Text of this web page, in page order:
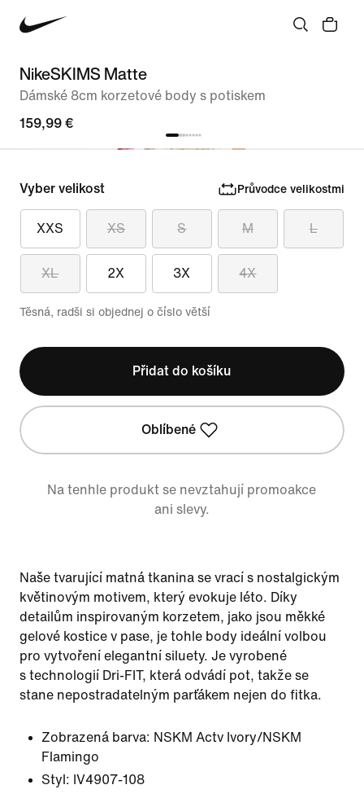
NikeSKIMS Matte
Dámské 8cm korzetové body s potiskem
159,99 €
Vyber velikost Průvodce velikostmi
XXS XS S M L
XL 2X 3X 4X
Těsná, radši si objednej o číslo větší
Přidat do košíku
Oblíbené
Na tenhle produkt se nevztahují promoakce
ani slevy.
Naše tvarující matná tkanina se vrací s nostalgickým
květinovým motivem, který evokuje léto. Díky
detailům inspirovaným korzetem, jako jsou měkké
gelové kostice v pase, je tohle body ideální volbou
pro vytvoření elegantní siluety. Je vyrobené
s technologií Dri-FIT, která odvádí pot, takže se
stane nepostradatelným parťákem nejen do fitka.
Zobrazená barva: NSKM Actv Ivory/NSKM
Flamingo
Styl: IV4907-108